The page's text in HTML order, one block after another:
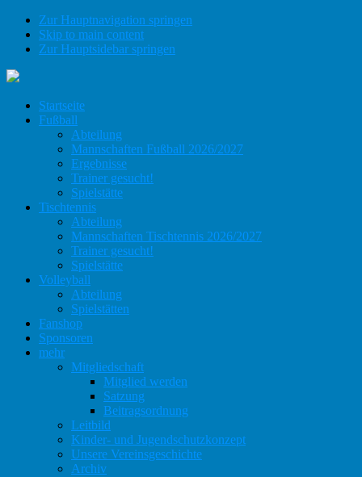
Zur Hauptnavigation springen
Skip to main content
Zur Hauptsidebar springen
Startseite
Fußball
Abteilung
Mannschaften Fußball 2026/2027
Ergebnisse
Trainer gesucht!
Spielstätte
Tischtennis
Abteilung
Mannschaften Tischtennis 2026/2027
Trainer gesucht!
Spielstätte
Volleyball
Abteilung
Spielstätten
Fanshop
Sponsoren
mehr
Mitgliedschaft
Mitglied werden
Satzung
Beitragsordnung
Leitbild
Kinder- und Jugendschutzkonzept
Unsere Vereinsgeschichte
Archiv